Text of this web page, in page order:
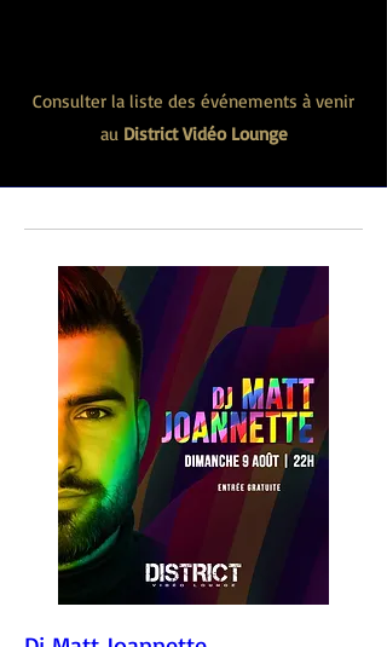
Consulter la liste des événements à venir
au District Vidéo Lounge